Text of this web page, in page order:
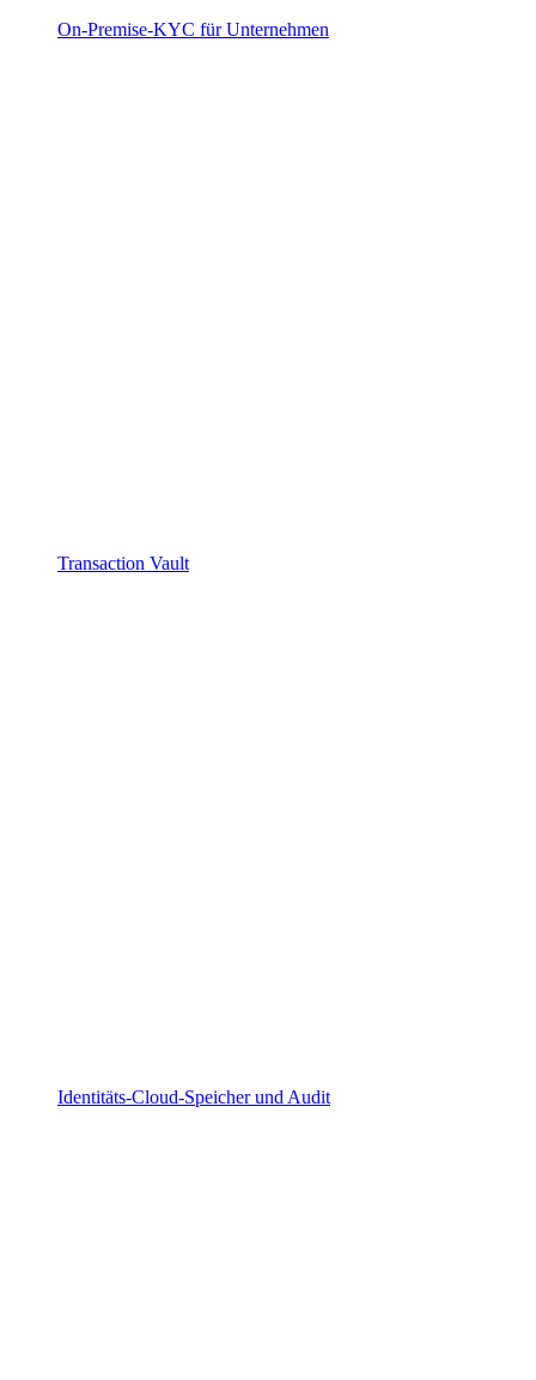
On-Premise-KYC für Unternehmen
Transaction Vault
Identitäts-Cloud-Speicher und Audit